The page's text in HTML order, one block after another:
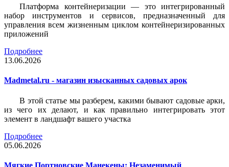
Платформа контейнеризации — это интегрированный
набор инструментов и сервисов, предназначенный для
управления всем жизненным циклом контейнеризированных
приложений
Подробнее
13.06.2026
Madmetal.ru - магазин изысканных садовых арок
В этой статье мы разберем, какими бывают садовые арки,
из чего их делают, и как правильно интегрировать этот
элемент в ландшафт вашего участка
Подробнее
05.06.2026
Мягкие Портновские Манекены: Незаменимый